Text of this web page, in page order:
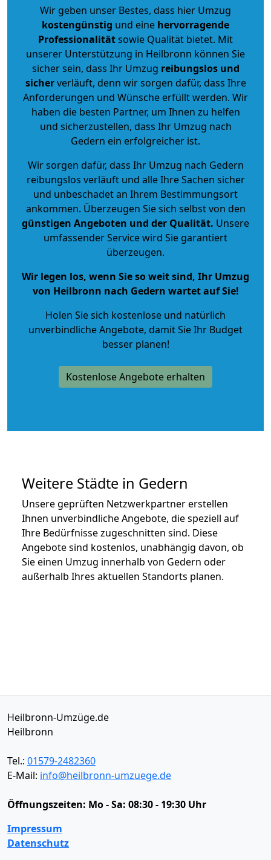
Wir geben unser Bestes, dass hier Umzug
kostengünstig und eine hervorragende
Professionalitätsowie Qualität bietet. Mit
unserer Unterstützung in Heilbronn können Sie
sicher sein, dass Ihr Umzug reibungslos und
sicherverläuft, denn wir sorgen dafür, dass Ihre
Anforderungen und Wünsche erfüllt werden. Wir
haben die besten Partner, um Ihnen zu helfen
und sicherzustellen, dass Ihr Umzug nach
Gedern ein erfolgreicher ist.
Wir sorgen dafür, dass Ihr Umzug nach Gedern
reibungslos verläuft und alle Ihre Sachen sicher
und unbeschadet an Ihrem Bestimmungsort
ankommen. Überzeugen Sie sich selbst von den
günstigen Angeboten und der Qualität. Unsere
umfassender Service wird Sie garantiert
überzeugen.
Wir legen los, wenn Sie so weit sind, Ihr Umzug
von Heilbronn nach Gedern wartet auf Sie!
Holen Sie sich kostenlose und natürlich
unverbindliche Angebote, damit Sie Ihr Budget
besser planen!
Kostenlose Angebote erhalten
Weitere Städte in Gedern
Unsere geprüften Netzwerkpartner erstellen
Ihnen unverbindliche Angebote, die speziell auf
Ihre Bedürfnisse zugeschnitten sind. Diese
Angebote sind kostenlos, unabhängig davon, ob
Sie einen Umzug innerhalb von Gedern oder
außerhalb Ihres aktuellen Standorts planen.
Heilbronn-Umzüge.de
Heilbronn
Tel.: 01579-2482360
E-Mail: info@heilbronn-umzuege.de
Öffnungszeiten: Mo - Sa: 08:30 - 19:30 Uhr
Impressum
Datenschutz